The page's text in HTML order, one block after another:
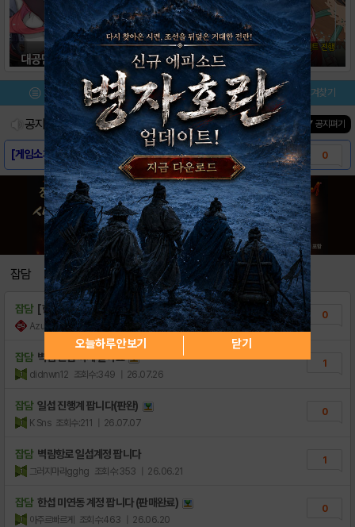
메뉴 이벤트/미션 설치/평가 즐겨찾기
공지사항 진행중인 이벤트0건 ▼ 공지펴기
[게임소개] - 벽람항로 0
[스크린샷] - 벽람항로 0
드디어 근대화 개조 진행, 라피改
어뢰파티의 핵심 자원, 진츠
잡담
잡담 [한섭 5~10UR] 모가도르, 괴츠, U-2..
AzurLaneKR 조회수:84 | 26.08.04
0
잡담 벽람 한섭 싸게 팔아요
didnwn12 조회수:349 | 26.07.26
1
잡담 일섭 진행계 팝니다(판완)
K Sns 조회수:211 | 26.07.07
0
잡담 벽람항로 일섭계정 팝니다
그러지마라gghg 조회수:353 | 26.06.21
1
잡담 한섭 미연동 계정 팝니다 (판매완료)
아주르빠르게 조회수:463 | 26.06.20
0
오늘하루 안보기 닫기